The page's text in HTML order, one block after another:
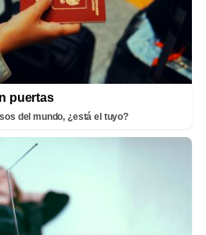
puertas
del mundo, ¿está el tuyo?